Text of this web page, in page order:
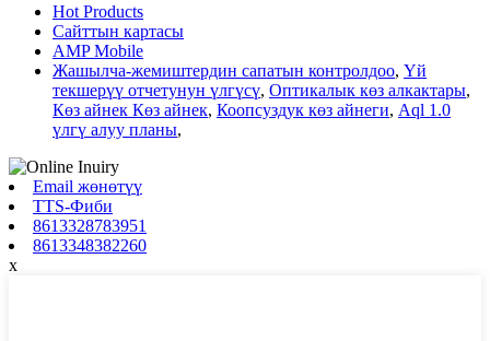
Hot Products
Сайттын картасы
AMP Mobile
Жашылча-жемиштердин сапатын контролдоо, Үй
текшерүү отчетунун үлгүсү, Оптикалык көз алкактары,
Көз айнек Көз айнек, Коопсуздук көз айнеги, Aql 1.0
үлгү алуу планы,
Email жөнөтүү
TTS-Фиби
8613328783951
8613348382260
x